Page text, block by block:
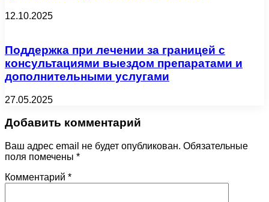
12.10.2025
Поддержка при лечении за границей с
консультациями выездом препаратами и
дополнительными услугами
27.05.2025
Добавить комментарий
Ваш адрес email не будет опубликован. Обязательные
поля помечены *
Комментарий *